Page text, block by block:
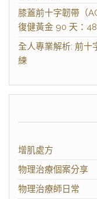
膝蓋前十字韌帶（
復健黃金 90 天：
全人專業解析: 前十
練
增肌處方
物理治療個案分享
物理治療師日常